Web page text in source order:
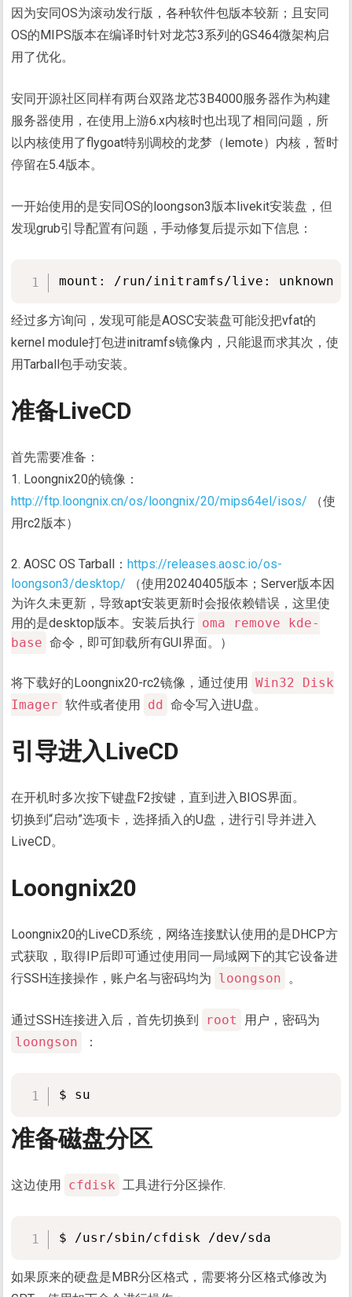
因为安同OS为滚动发行版，各种软件包版本较新；且安同
OS的MIPS版本在编译时针对龙芯3系列的GS464微架构启
用了优化。
安同开源社区同样有两台双路龙芯3B4000服务器作为构建
服务器使用，在使用上游6.x内核时也出现了相同问题，所
以内核使用了flygoat特别调校的龙梦（lemote）内核，暂时
停留在5.4版本。
一开始使用的是安同OS的loongson3版本livekit安装盘，但
发现grub引导配置有问题，手动修复后提示如下信息：
经过多方询问，发现可能是AOSC安装盘可能没把vfat的
kernel module打包进initramfs镜像内，只能退而求其次，使
用Tarball包手动安装。
准备LiveCD
首先需要准备：
1. Loongnix20的镜像：
http://ftp.loongnix.cn/os/loongnix/20/mips64el/isos/ （使
用rc2版本）
AOSC OS Tarball：https://releases.aosc.io/os-
loongson3/desktop/ （使用20240405版本；Server版本因
为许久未更新，导致apt安装更新时会报依赖错误，这里使
用的是desktop版本。安装后执行 oma remove kde-
base 命令，即可卸载所有GUI界面。）
将下载好的Loongnix20-rc2镜像，通过使用 Win32 Disk
Imager 软件或者使用 dd 命令写入进U盘。
引导进入LiveCD
在开机时多次按下键盘F2按键，直到进入BIOS界面。
切换到“启动”选项卡，选择插入的U盘，进行引导并进入
LiveCD。
Loongnix20
Loongnix20的LiveCD系统，网络连接默认使用的是DHCP方
式获取，取得IP后即可通过使用同一局域网下的其它设备进
行SSH连接操作，账户名与密码均为 loongson 。
通过SSH连接进入后，首先切换到 root
用户，密码为
loongson
：
准备磁盘分区
这边使用 cfdisk 工具进行分区操作.
如果原来的硬盘是MBR分区格式，需要将分区格式修改为